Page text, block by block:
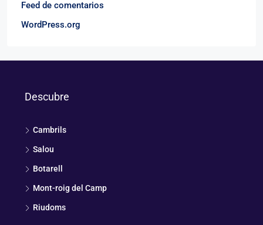
Feed de comentarios
WordPress.org
Descubre
Cambrils
Salou
Botarell
Mont-roig del Camp
Riudoms